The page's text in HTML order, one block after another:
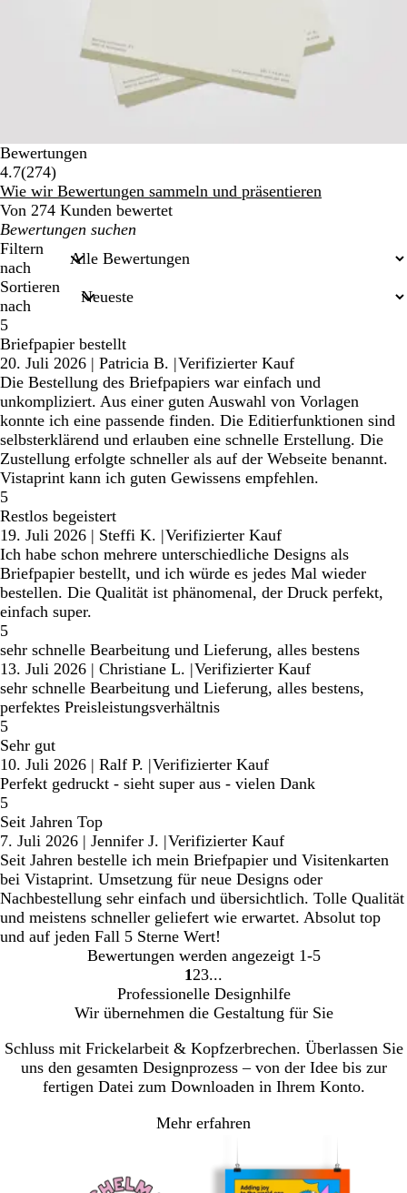
Bewertungen
4.7(274274
Bewertungen
)
Wie wir Bewertungen sammeln und präsentieren
Von 274 Kunden bewertet
Meine
Sucheingaben
Filtern
nach
Sortieren
nach
5
Briefpapier bestellt
20. Juli 2026 | Patricia B. |Verifizierter Kauf
Die Bestellung des Briefpapiers war einfach und
unkompliziert. Aus einer guten Auswahl von Vorlagen
konnte ich eine passende finden. Die Editierfunktionen sind
selbsterklärend und erlauben eine schnelle Erstellung. Die
Zustellung erfolgte schneller als auf der Webseite benannt.
Vistaprint kann ich guten Gewissens empfehlen.
5
Restlos begeistert
19. Juli 2026 | Steffi K. |Verifizierter Kauf
Ich habe schon mehrere unterschiedliche Designs als
Briefpapier bestellt, und ich würde es jedes Mal wieder
bestellen. Die Qualität ist phänomenal, der Druck perfekt,
einfach super.
5
sehr schnelle Bearbeitung und Lieferung, alles bestens
13. Juli 2026 | Christiane L. |Verifizierter Kauf
sehr schnelle Bearbeitung und Lieferung, alles bestens,
perfektes Preisleistungsverhältnis
5
Sehr gut
10. Juli 2026 | Ralf P. |Verifizierter Kauf
Perfekt gedruckt - sieht super aus - vielen Dank
5
Seit Jahren Top
7. Juli 2026 | Jennifer J. |Verifizierter Kauf
Seit Jahren bestelle ich mein Briefpapier und Visitenkarten
bei Vistaprint. Umsetzung für neue Designs oder
Nachbestellung sehr einfach und übersichtlich. Tolle Qualität
und meistens schneller geliefert wie erwartet. Absolut top
und auf jeden Fall 5 Sterne Wert!
Bewertungen werden angezeigt 1-5
Gehe
zu
Seite
1 Gehe
zu
Seite
2 Gehe
zu
Seite
3
Professionelle Designhilfe
Wir übernehmen die Gestaltung für Sie
Schluss mit Frickelarbeit & Kopfzerbrechen. Überlassen Sie
uns den gesamten Designprozess – von der Idee bis zur
fertigen Datei zum Downloaden in Ihrem Konto.
Mehr erfahren